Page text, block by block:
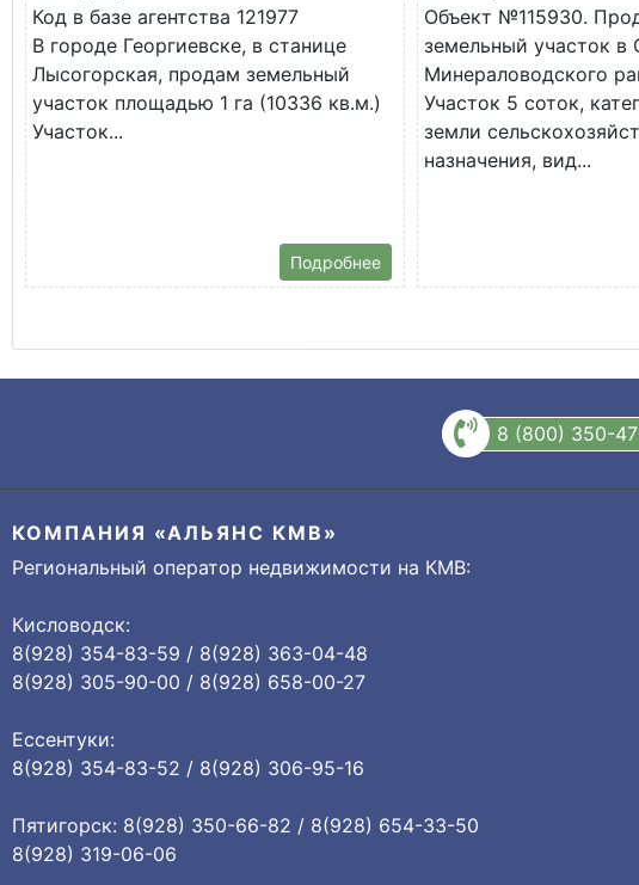
Код в базе агентства 121977
В городе Георгиевске, в станице
Лысогорская, продам земельный
участок площадью 1 га (10336 кв.м.)
Участок...
Подробнее
Объект №115930.
земельный участок в
Минераловодского
Участок 5 соток,
земли
назначения, вид...
8 (800) 350-
КОМПАНИЯ «АЛЬЯНС КМВ»
Региональный оператор недвижимости на КМВ:
Кисловодск:
8(928) 354-83-59 / 8(928) 363-04-48
8(928) 305-90-00 / 8(928) 658-00-27
Ессентуки:
8(928) 354-83-52 / 8(928) 306-95-16
Пятигорск: 8(928) 350-66-82 / 8(928) 654-33-50
8(928) 319-06-06